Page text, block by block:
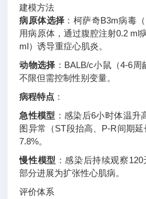
建模方法
病原体选择 ：柯萨奇B3m病毒
用病原体，通过腹腔注射0.2 ml
ml）诱导重症心肌炎。
动物选择 ：BALB/c小鼠（4-6
不限但需控制性别变量。
病程特点 ：
急性模型 ：感染后6小时体温
图异常（ST段抬高、P-R间期
7.8%。
慢性模型 ：感染后持续观察
部分进展为扩张性心肌病。
评价体系